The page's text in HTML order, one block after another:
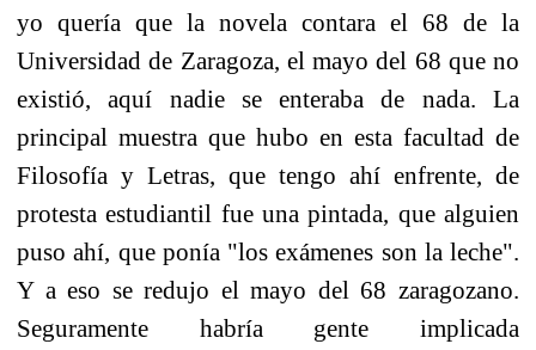
yo quería que la novela contara el 68 de la
Universidad de Zaragoza, el mayo del 68 que no
existió, aquí nadie se enteraba de nada. La
principal muestra que hubo en esta facultad de
Filosofía y Letras, que tengo ahí enfrente, de
protesta estudiantil fue una pintada, que alguien
puso ahí, que ponía "los exámenes son la leche".
Y a eso se redujo el mayo del 68 zaragozano.
Seguramente habría gente implicada